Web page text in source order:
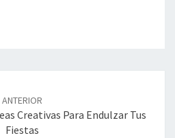
ANTERIOR
Creativas Para Endulzar Tus
Fiestas